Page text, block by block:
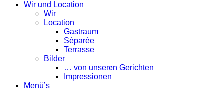
Wir und Location
Wir
Location
Gastraum
Séparée
Terrasse
Bilder
… von unseren Gerichten
Impressionen
Menü’s